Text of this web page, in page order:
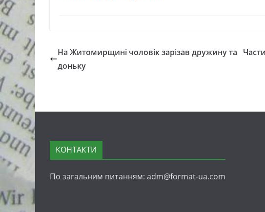
На Житомирщині чоловік зарізав дружину та
доньку
КОНТАКТИ
По загальним питанням: adm@format-ua.com